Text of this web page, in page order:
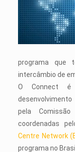
programa que
intercâmbio de
O Connect
pela
coordenadas
Centre Network
programa no Brasil.